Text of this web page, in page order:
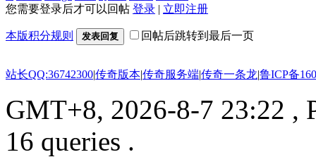
您需要登录后才可以回帖 登录 | 立即注册
本版积分规则 发表回复 回帖后跳转到最后一页
站长QQ:36742300|传奇版本|传奇服务端|传奇一条龙|鲁ICP备
GMT+8, 2026-8-7 23:22 ,
16 queries .